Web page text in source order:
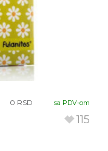
0 RSD sa PDV-om
115